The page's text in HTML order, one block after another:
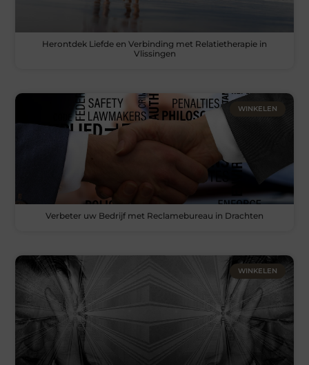
Herontdek Liefde en Verbinding met Relatietherapie in
Vlissingen
WINKELEN
Verbeter uw Bedrijf met Reclamebureau in Drachten
WINKELEN